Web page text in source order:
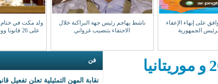
ناشط يهاجم رئيس جهة البراكنة خلال
الاحتفاء بتنصيب غزواني
ولد مكت في ختام دورة البرلمان: صادقنا
على 26 قانونا ووجهنا 28 سؤالا للوزراء
فن
نقابة المهن التمثيلية تعلن تفعيل قانون